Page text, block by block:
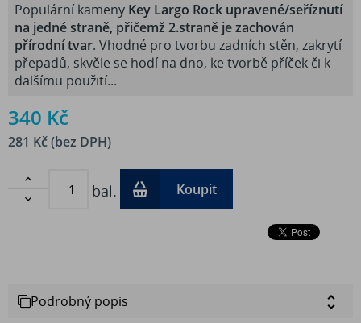
Populární kameny Key Largo Rock upravené/seříznutí
na jedné straně, přičemž 2.straně je zachován
přírodní tvar. Vhodné pro tvorbu zadních stěn, zakrytí
přepadů, skvěle se hodí na dno, ke tvorbě příček či k
dalšímu použití...
340 Kč
281 Kč (bez DPH)


bal. Koupit
Podrobný popis